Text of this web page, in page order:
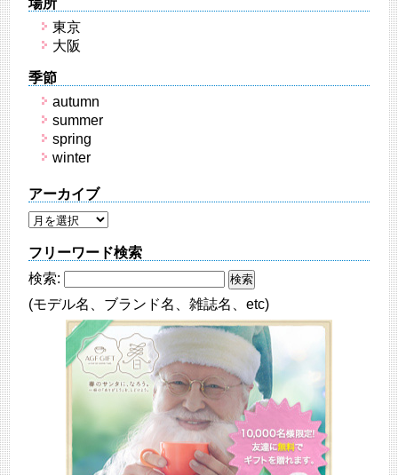
場所
東京
大阪
季節
autumn
summer
spring
winter
アーカイブ
フリーワード検索
検索:
(モデル名、ブランド名、雑誌名、etc)